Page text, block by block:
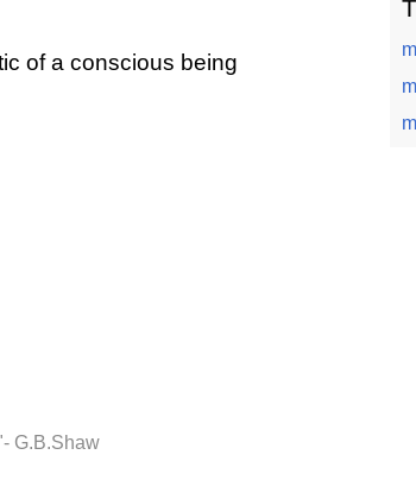
of a conscious being
G.B.Shaw